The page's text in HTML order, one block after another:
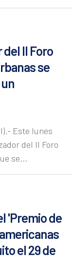
II Foro
se
Este lunes
del II Foro
se...
'Premio de
el 29 de